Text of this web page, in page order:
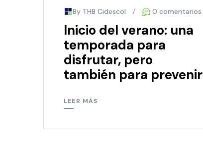
By THB Cidescol 0 comentarios
Inicio del verano: una
temporada para
disfrutar, pero
también para prevenir
LEER MÁS